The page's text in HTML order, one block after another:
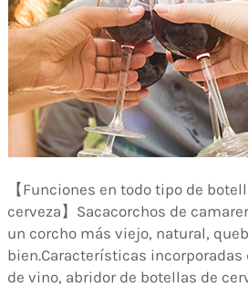
【Funciones en todo tipo de
cerveza】Sacacorchos de
un corcho más viejo, natural,
bien.Características
de vino, abridor de botellas de